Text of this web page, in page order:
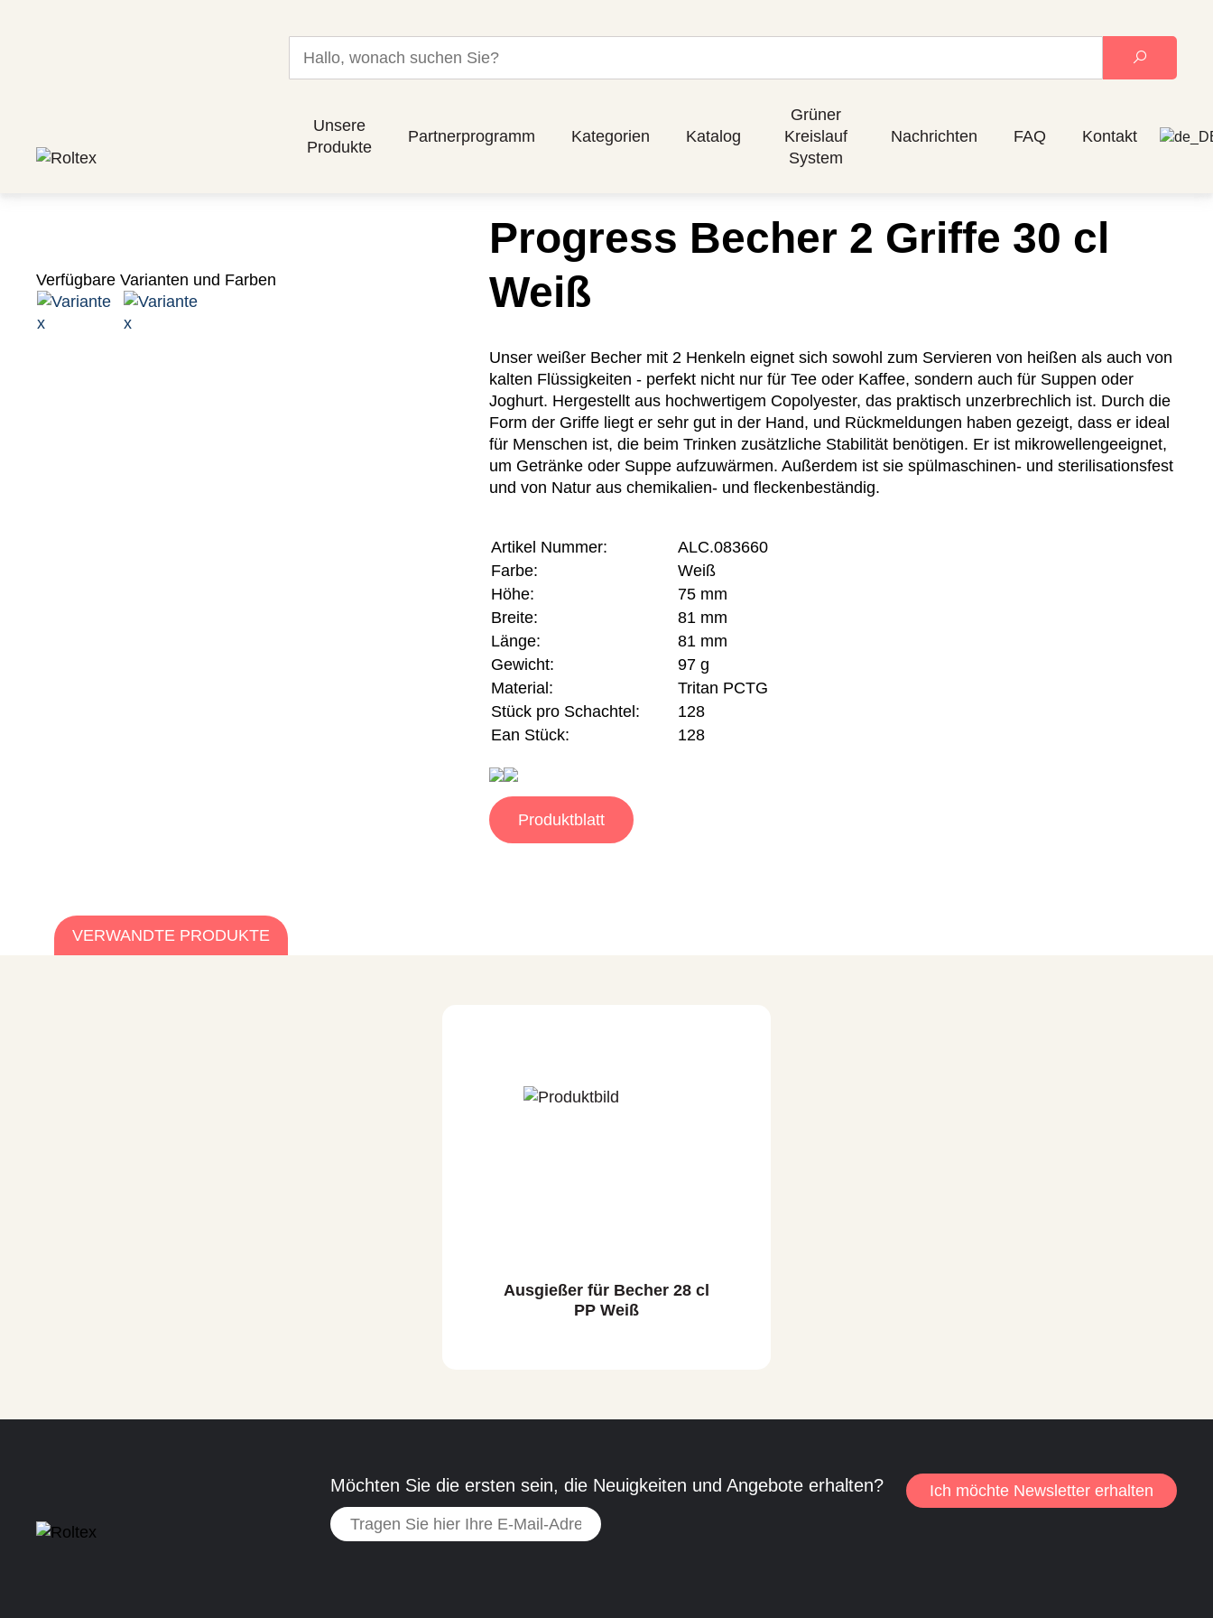
Unsere
Produkte
Partnerprogramm Kategorien Katalog
Grüner
Kreislauf
System
Nachrichten FAQ Kontakt
Verfügbare Varianten und Farben
Progress Becher 2 Griffe 30 cl
Weiß
Unser weißer Becher mit 2 Henkeln eignet sich sowohl zum Servieren von heißen als auch von
kalten Flüssigkeiten - perfekt nicht nur für Tee oder Kaffee, sondern auch für Suppen oder
Joghurt. Hergestellt aus hochwertigem Copolyester, das praktisch unzerbrechlich ist. Durch die
Form der Griffe liegt er sehr gut in der Hand, und Rückmeldungen haben gezeigt, dass er ideal
für Menschen ist, die beim Trinken zusätzliche Stabilität benötigen. Er ist mikrowellengeeignet,
um Getränke oder Suppe aufzuwärmen. Außerdem ist sie spülmaschinen- und sterilisationsfest
und von Natur aus chemikalien- und fleckenbeständig.
Artikel Nummer:
ALC.083660
Farbe:
Weiß
Höhe:
75 mm
Breite:
81 mm
Länge:
81 mm
Gewicht:
97 g
Material:
Tritan PCTG
Stück pro Schachtel:
128
Ean Stück:
128
Produktblatt
VERWANDTE PRODUKTE
Ausgießer für Becher 28 cl
PP Weiß
Möchten Sie die ersten sein, die Neuigkeiten und Angebote erhalten? Ich möchte Newsletter erhalten